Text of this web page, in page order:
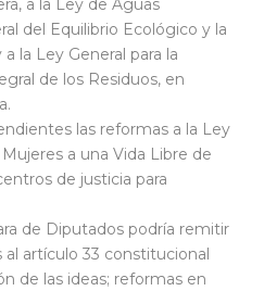
a la Ley de Aguas
del Equilibrio Ecológico y la
la Ley General para la
de los Residuos, en
las reformas a la Ley
a una Vida Libre de
de justicia para
de Diputados podría remitir
artículo 33 constitucional
de las ideas; reformas en